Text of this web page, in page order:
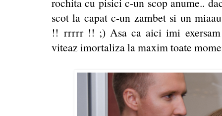
rochita cu pisici c-un scop anume..
scot la capat c-un zambet si un
!! rrrrr !! ;) Asa ca aici imi
viteaz imortaliza la maxim toate